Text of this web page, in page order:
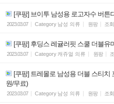
[쿠팡] 브이투 남성용 로고자수 버튼
2023.03.07 Category 남성 의류 원팡 조회
[쿠팡] 후딩스 레귤러핏 스쿨 더블유
2023.03.07 Category 캐쥬얼 의류 원팡
[쿠팡] 트레몰로 남성용 더블 스티치
원/무료)
2023.03.07 Category 남성 의류 원팡 조회